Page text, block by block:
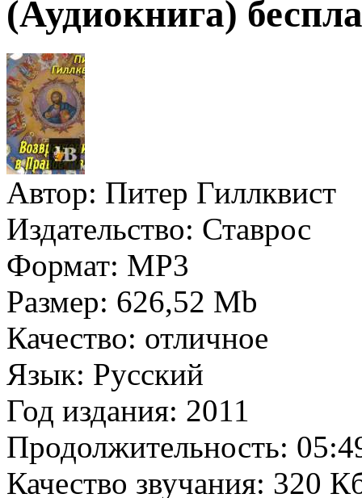
(Аудиокнига)
Автор: Питер Гиллквист
Издательство: Ставрос
Формат: MP3
Размер: 626,52 Mb
Качество: отличное
Язык: Русский
Год издания: 2011
Продолжительность:
Качество звучания: 320